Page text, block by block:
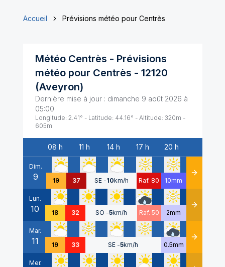
Accueil Prévisions météo pour Centrès
Météo Centrès - Prévisions
météo pour Centrès - 12120
(Aveyron)
Dernière mise à jour : dimanche 9 août 2026 à
05:00
Longitude: 2.41° - Latitude: 44.16° - Altitude: 320m -
605m
Date
08 h 11 h 14 h 17 h 20 h
Dim.
9 19 37 SE -10km/h Raf. 80 10mm Détails
Lun.
10 18 32 SO -5km/h Raf. 50 2mm Détails
Mar.
11 19 33 SE -5km/h 0.5mm Détails
Mer.